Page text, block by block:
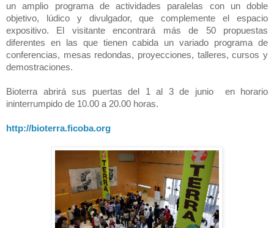
un amplio programa de actividades paralelas con un doble
objetivo, lúdico y divulgador, que complemente el espacio
expositivo. El visitante encontrará más de 50 propuestas
diferentes en las que tienen cabida un variado programa de
conferencias, mesas redondas, proyecciones, talleres, cursos y
demostraciones.
Bioterra abrirá sus puertas del 1 al 3 de junio en horario
ininterrumpido de 10.00 a 20.00 horas.
http://bioterra.ficoba.org